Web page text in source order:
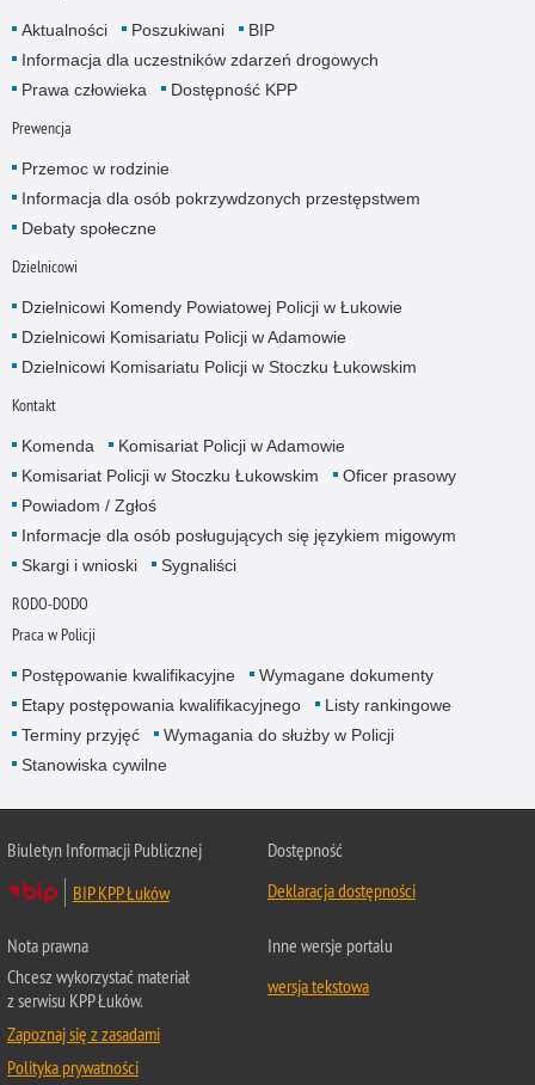
Aktualności Poszukiwani
BIP
Informacja dla uczestników zdarzeń drogowych
Prawa człowieka
Dostępność KPP
Prewencja
Przemoc w rodzinie
Informacja dla osób pokrzywdzonych przestępstwem
Debaty społeczne
Dzielnicowi
Dzielnicowi Komendy Powiatowej Policji w Łukowie
Dzielnicowi Komisariatu Policji w Adamowie
Dzielnicowi Komisariatu Policji w Stoczku Łukowskim
Kontakt
Komenda
Komisariat Policji w Adamowie
Komisariat Policji w Stoczku Łukowskim
Oficer prasowy
Powiadom / Zgłoś
Informacje dla osób posługujących się językiem migowym
Skargi i wnioski
Sygnaliści
RODO-DODO
Praca w Policji
Postępowanie kwalifikacyjne
Wymagane dokumenty
Etapy postępowania kwalifikacyjnego
Listy rankingowe
Terminy przyjęć
Wymagania do służby w Policji
Stanowiska cywilne
Biuletyn Informacji Publicznej
BIP KPP Łuków
Dostępność
Deklaracja dostępności
Nota prawna
Chcesz wykorzystać materiał
z serwisu KPP Łuków.
Zapoznaj się z zasadami
Polityka prywatności
Inne wersje portalu
wersja tekstowa